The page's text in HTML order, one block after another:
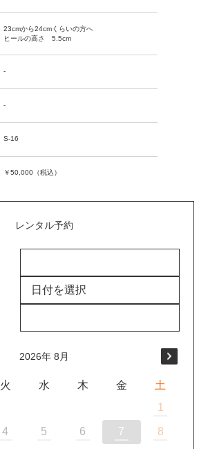
23cmから24cmくらいの方へ
ヒールの高さ 5.5cm
-
-
S-16
￥50,000（税込）
レンタル予約
日付を選択
2026年 8月
火 水 木 金
土
1
4 5 6 7 8